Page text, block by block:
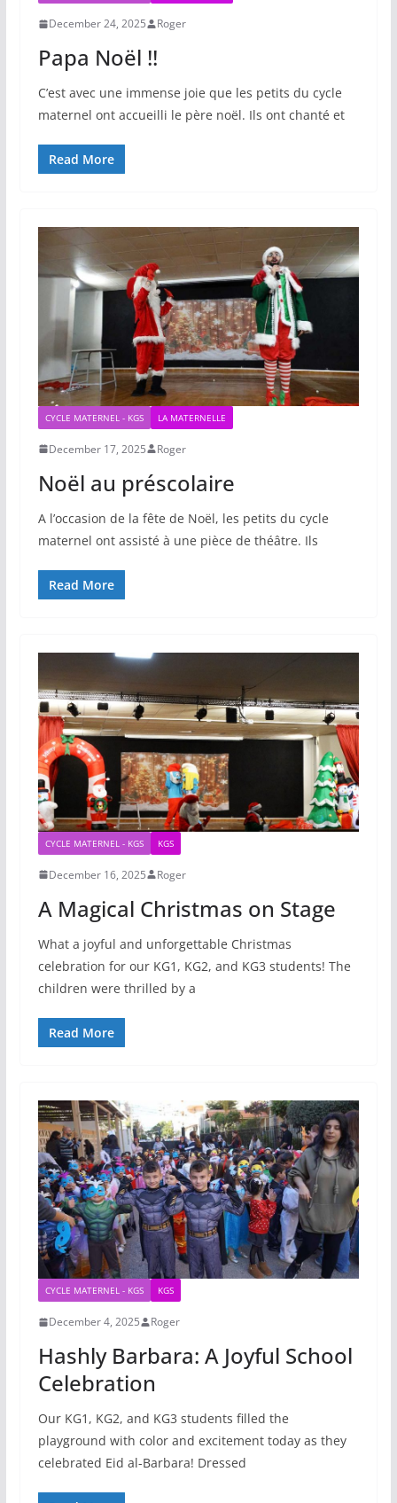
December 24, 2025 Roger
Papa Noël !!
C’est avec une immense joie que les petits du cycle
maternel ont accueilli le père noël. Ils ont chanté et
Read More
CYCLE MATERNEL - KGS LA MATERNELLE
December 17, 2025 Roger
Noël au préscolaire
A l’occasion de la fête de Noël, les petits du cycle
maternel ont assisté à une pièce de théâtre. Ils
Read More
CYCLE MATERNEL - KGS KGS
December 16, 2025 Roger
A Magical Christmas on Stage
What a joyful and unforgettable Christmas
celebration for our KG1, KG2, and KG3 students! The
children were thrilled by a
Read More
CYCLE MATERNEL - KGS KGS
December 4, 2025 Roger
Hashly Barbara: A Joyful School
Celebration
Our KG1, KG2, and KG3 students filled the
playground with color and excitement today as they
celebrated Eid al-Barbara! Dressed